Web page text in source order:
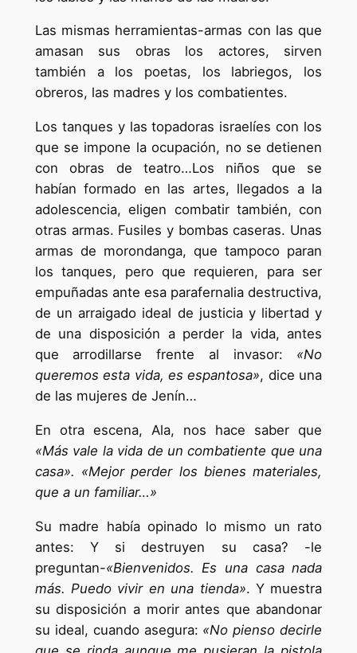
Las mismas herramientas-armas con las que
amasan sus obras los actores, sirven
también a los poetas, los labriegos, los
obreros, las madres y los combatientes.
Los tanques y las topadoras israelíes con los
que se impone la ocupación, no se detienen
con obras de teatro…Los niños que se
habían formado en las artes, llegados a la
adolescencia, eligen combatir también, con
otras armas. Fusiles y bombas caseras. Unas
armas de morondanga, que tampoco paran
los tanques, pero que requieren, para ser
empuñadas ante esa parafernalia destructiva,
de un arraigado ideal de justicia y libertad y
de una disposición a perder la vida, antes
que arrodillarse frente al invasor: «No
queremos esta vida, es espantosa», dice una
de las mujeres de Jenín…
En otra escena, Ala, nos hace saber que
«Más vale la vida de un combatiente que una
casa». «Mejor perder los bienes materiales,
que a un familiar…»
Su madre había opinado lo mismo un rato
antes: Y si destruyen su casa? -le
preguntan-«Bienvenidos. Es una casa nada
más. Puedo vivir en una tienda». Y muestra
su disposición a morir antes que abandonar
su ideal, cuando asegura: «No pienso decirle